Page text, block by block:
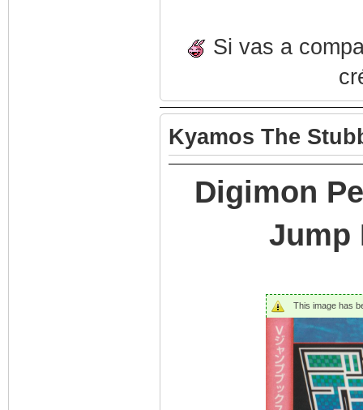
Si vas a
Kyamos The
Digimon
Jump
This image has